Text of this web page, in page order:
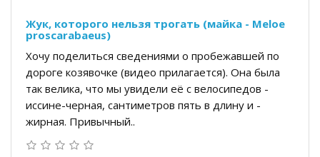
Жук, которого нельзя трогать (майка - Meloe
proscarabaeus)
Хочу поделиться сведениями о пробежавшей по
дороге козявочке (видео прилагается). Она была
так велика, что мы увидели её с велосипедов -
иссине-черная, сантиметров пять в длину и -
жирная. Привычный..